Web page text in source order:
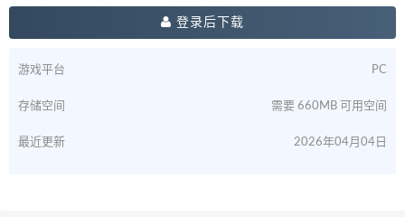
登录后下载
游戏平台 PC
存储空间 需要 660MB 可用空间
最近更新 2026年04月04日